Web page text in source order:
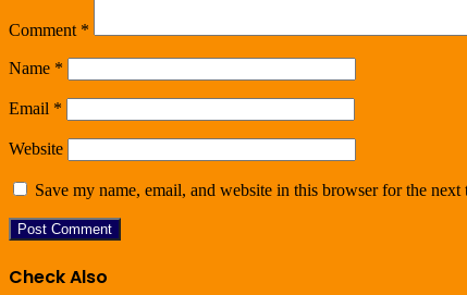
Comment *
Name *
Email *
Website
Save my name, email, and website in this browser for the next
Check Also